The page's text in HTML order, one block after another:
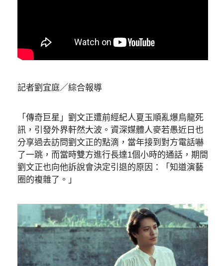
記者劉宜庭／綜合報導
「傳奇巨星」劉文正遭前經紀人夏玉順亂爆烏龍死
訊，引發外界軒然大波。資深媒體人麥若愚近日也
分享過去訪問劉文正的點滴，當年接到對方電話嚇
了一跳，而當時雙方進行長達1個小時的通話，期間
劉文正也向他訴說會決定引退的原因：「知道演藝
圈的複雜了。」